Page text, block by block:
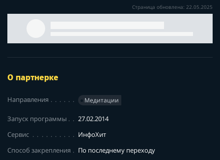
Страница обновлена: 22.05.2025
О партнерке
Направления Медитации
Запуск программы
27.02.2014
Сервис
ИнфоХит
Способ закрепления
По последнему переходу